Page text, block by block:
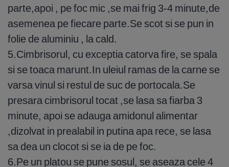
parte,apoi , pe foc mic ,se mai frig 3-4 minute,de
asemenea pe fiecare parte.Se scot si se pun in
folie de aluminiu , la cald.
5.Cimbrisorul, cu exceptia catorva fire, se spala
si se toaca marunt.In uleiul ramas de la carne se
varsa vinul si restul de suc de portocala.Se
presara cimbrisorul tocat ,se lasa sa fiarba 3
minute, apoi se adauga amidonul alimentar
,dizolvat in prealabil in putina apa rece, se lasa
sa dea un clocot si se ia de pe foc.
6.Pe un platou se pune sosul, se aseaza cele 4